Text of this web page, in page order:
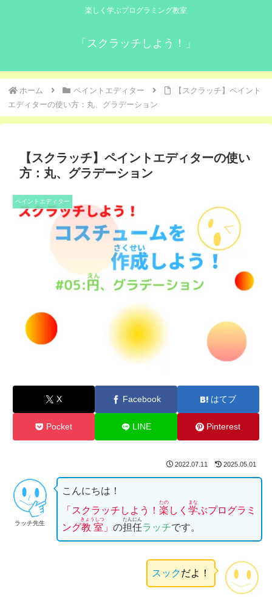
楽しく学ぶプログラミング教室
「スクラッチしよう！」
ホーム ペイントエディター
【スクラッチ】ペイント
エディターの使い方：丸、グラデーション
【スクラッチ】ペイントエディターの使い
方：丸、グラデーション
ペイントエディター
X Facebook はてブ
Pocket LINE Pinterest
2022.07.11 2025.05.01
ラッチ先生
こんにちは！
「スクラッチしよう！ 楽
たの
しく 学
まな
ぶプログラミ
ング教室
きょうしつ
」 の担任
たんにん
ラッチです。
スックだよ！